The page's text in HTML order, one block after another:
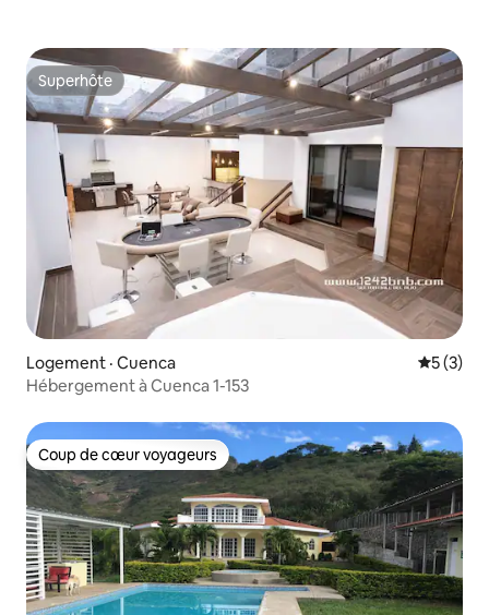
Superhôte
Superhôte
Logement · Cuenca Note
5 (3)
Hébergement à Cuenca 1-153
Coup de cœur voyageurs
Coup de cœur voyageurs